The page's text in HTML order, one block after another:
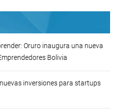
Oruro inaugura una nueva
Bolivia
inversiones para startups